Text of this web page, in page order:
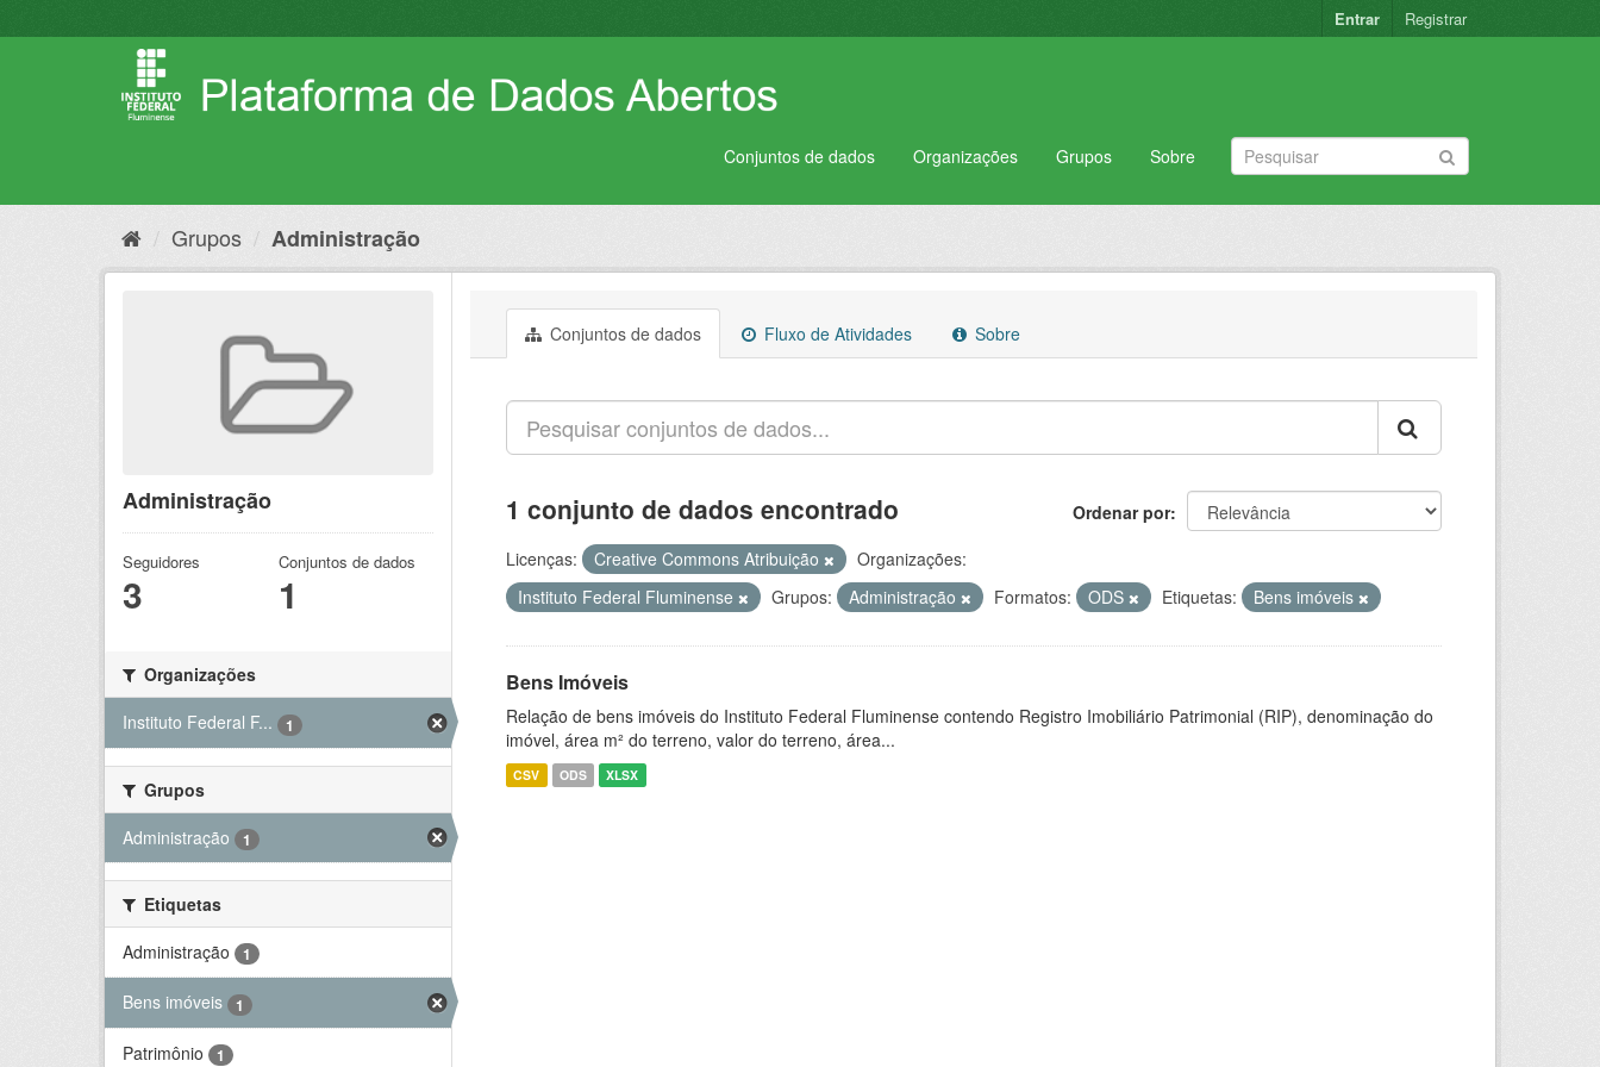
para
Entrar Registrar
Conjuntos de dados Organizações Grupos Sobre
Grupos Administração
Administração
Seguidores
3
Conjuntos de dados
1
Organizações
Instituto Federal F...
1
Grupos
Administração
1
Etiquetas
Administração
1
Bens imóveis 1
Patrimônio 1
Conjuntos de dados Fluxo de Atividades Sobre
Ordenar por
1 conjunto de dados encontrado
Licenças: Creative Commons Atribuição
Organizações:
Instituto Federal Fluminense
Grupos: Administração Formatos: ODS Etiquetas: Bens imóveis
Bens Imóveis
Relação de bens imóveis do Instituto Federal Fluminense contendo Registro Imobiliário Patrimonial (RIP), denominação do
imóvel, área m² do terreno, valor do terreno, área...
CSV ODS XLSX